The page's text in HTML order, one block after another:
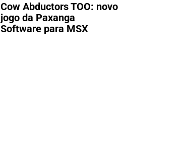
Cow Abductors TOO: novo
jogo da Paxanga
Software para MSX